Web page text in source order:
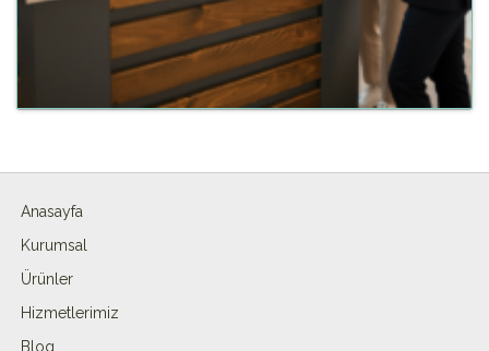
Anasayfa
Kurumsal
Ürünler
Hizmetlerimiz
Blog